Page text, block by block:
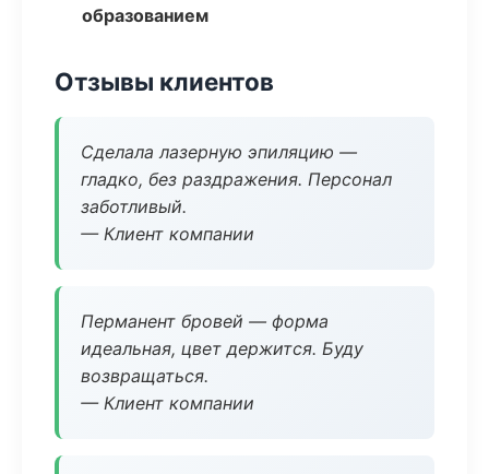
образованием
Отзывы клиентов
Сделала лазерную эпиляцию —
гладко, без раздражения. Персонал
заботливый.
— Клиент компании
Перманент бровей — форма
идеальная, цвет держится. Буду
возвращаться.
— Клиент компании